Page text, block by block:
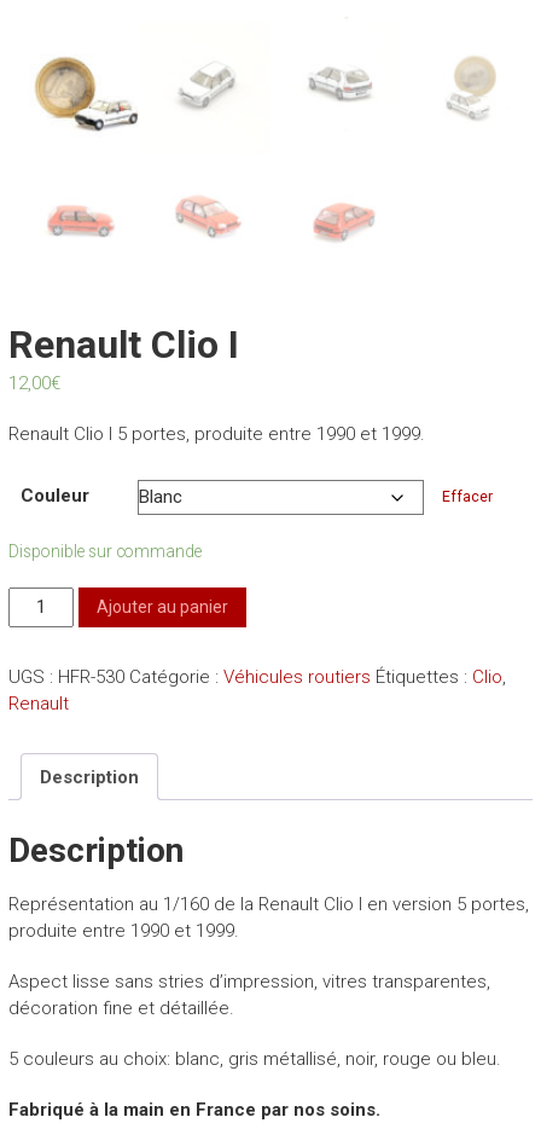
Renault Clio I
12,00€
Renault Clio I 5 portes, produite entre 1990 et 1999.
Couleur Effacer
Disponible sur commande
quantité
de
Clio
I
Ajouter au panier
UGS : HFR-530 Catégorie : Véhicules routiers Étiquettes : Clio,
Renault
Description
Description
Représentation au 1/160 de la Renault Clio I en version 5 portes,
produite entre 1990 et 1999.
Aspect lisse sans stries d’impression, vitres transparentes,
décoration fine et détaillée.
5 couleurs au choix: blanc, gris métallisé, noir, rouge ou bleu.
Fabriqué à la main en France par nos soins.